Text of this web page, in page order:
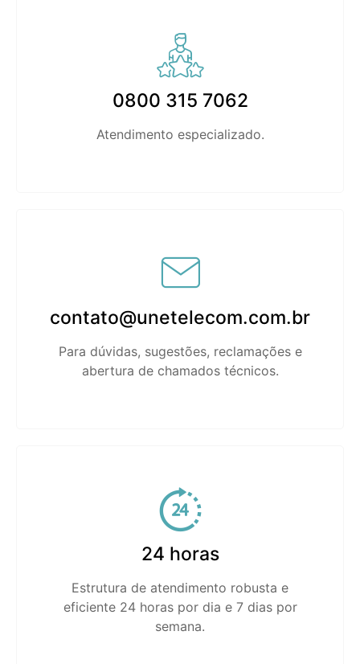
0800 315 7062
Atendimento especializado.
contato@unetelecom.com.br
Para dúvidas, sugestões, reclamações e
abertura de chamados técnicos.
24 horas
Estrutura de atendimento robusta e
eficiente 24 horas por dia e 7 dias por
semana.